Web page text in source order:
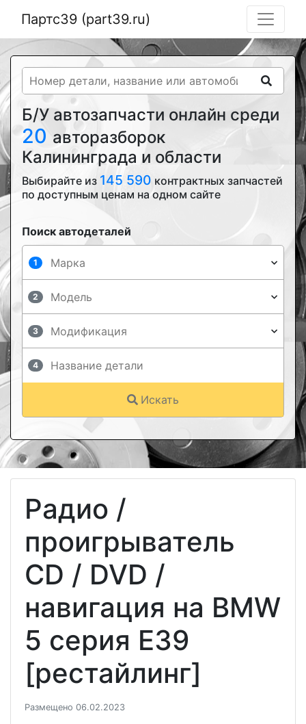
Партс39 (part39.ru)
Б/У автозапчасти онлайн среди
20 авторазборок
Калининграда и области
Выбирайте из 145 590 контрактных запчастей
по доступным ценам на одном сайте
Поиск автодеталей
1
2
3
4
Искать
Радио /
проигрыватель
CD / DVD /
навигация на BMW
5 серия E39
[рестайлинг]
Размещено 06.02.2023